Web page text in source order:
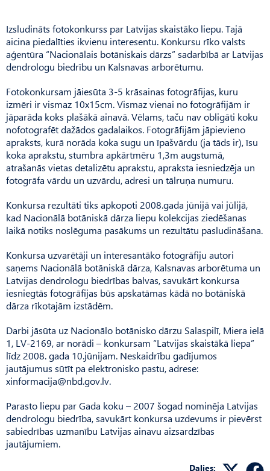
Izsludināts fotokonkurss par Latvijas skaistāko liepu. Tajā
aicina piedalīties ikvienu interesentu. Konkursu rīko valsts
aģentūra “Nacionālais botāniskais dārzs” sadarbībā ar Latvijas
dendrologu biedrību un Kalsnavas arborētumu.
Fotokonkursam jāiesūta 3-5 krāsainas fotogrāfijas, kuru
izmēri ir vismaz 10x15cm. Vismaz vienai no fotogrāfijām ir
jāparāda koks plašākā ainavā. Vēlams, taču nav obligāti koku
nofotografēt dažādos gadalaikos. Fotogrāfijām jāpievieno
apraksts, kurā norāda koka sugu un īpašvārdu (ja tāds ir), īsu
koka aprakstu, stumbra apkārtmēru 1,3m augstumā,
atrašanās vietas detalizētu aprakstu, apraksta iesniedzēja un
fotogrāfa vārdu un uzvārdu, adresi un tālruņa numuru.
Konkursa rezultāti tiks apkopoti 2008.gada jūnijā vai jūlijā,
kad Nacionālā botāniskā dārza liepu kolekcijas ziedēšanas
laikā notiks noslēguma pasākums un rezultātu pasludināšana.
Konkursa uzvarētāji un interesantāko fotogrāfiju autori
saņems Nacionālā botāniskā dārza, Kalsnavas arborētuma un
Latvijas dendrologu biedrības balvas, savukārt konkursa
iesniegtās fotogrāfijas būs apskatāmas kādā no botāniskā
dārza rīkotajām izstādēm.
Darbi jāsūta uz Nacionālo botānisko dārzu Salaspilī, Miera ielā
1, LV-2169, ar norādi – konkursam “Latvijas skaistākā liepa”
līdz 2008. gada 10.jūnijam. Neskaidrību gadījumos
jautājumus sūtīt pa elektronisko pastu, adrese:
xinformacija@nbd.gov.lv.
Parasto liepu par Gada koku – 2007 šogad nominēja Latvijas
dendrologu biedrība, savukārt konkursa uzdevums ir pievērst
sabiedrības uzmanību Latvijas ainavu aizsardzības
jautājumiem.
Dalies: